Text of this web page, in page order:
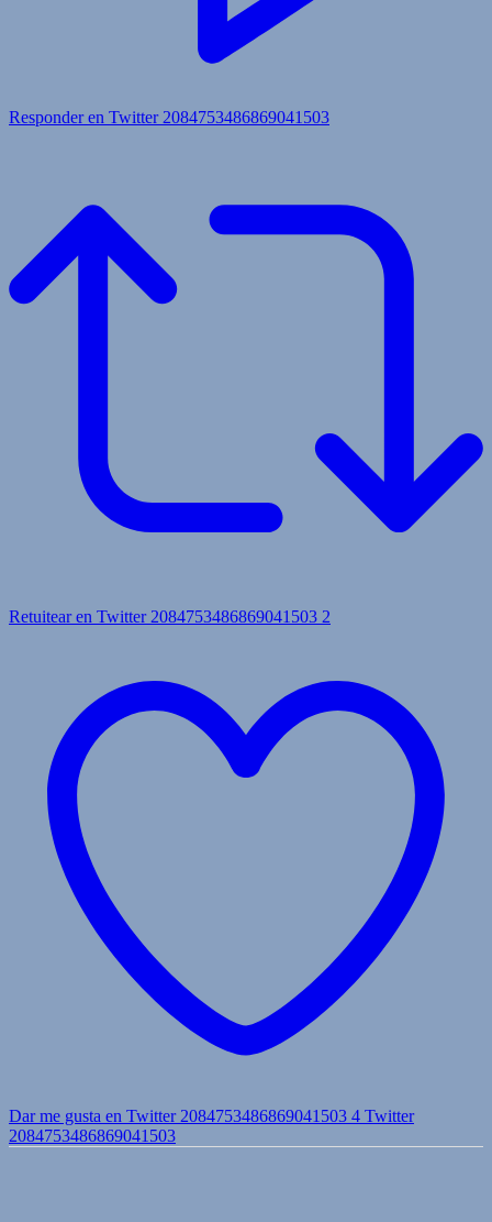
Responder en Twitter 2084753486869041503
Retuitear en Twitter 2084753486869041503 2
Dar me gusta en Twitter 2084753486869041503 4 Twitter
2084753486869041503